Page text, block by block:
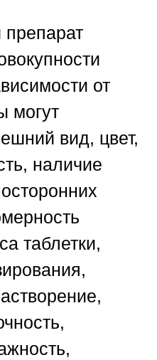
от
могут
вид, цвет,
наличие
таблетки,